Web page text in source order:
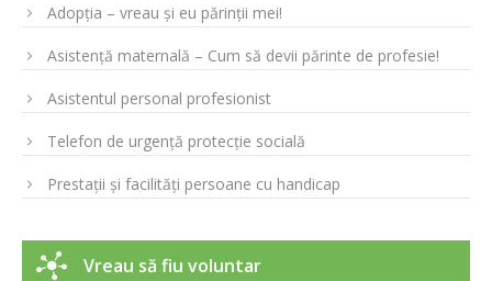
Adopția – vreau și eu părinții mei!
Asistență maternală – Cum să devii părinte de profesie!
Asistentul personal profesionist
Telefon de urgență protecție socială
Prestații și facilități persoane cu handicap
Vreau să fiu voluntar